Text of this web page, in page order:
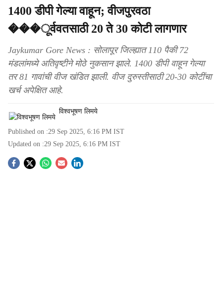
1400 डीपी गेल्या वाहून; वीजपुरवठा
���ूर्ववतसाठी 20 ते 30 कोटी लागणार
Jaykumar Gore News : सोलापूर जिल्ह्यात 110 पैकी 72
मंडलांमध्ये अतिवृष्टीने मोठे नुकसान झाले. 1400 डीपी वाहून गेल्या
तर 81 गावांची वीज खंडित झाली. वीज दुरुस्तीसाठी 20-30 कोटींचा
खर्च अपेक्षित आहे.
विश्वभूषण लिमये
Published on :29 Sep 2025, 6:16 PM IST
Updated on :29 Sep 2025, 6:16 PM IST
S